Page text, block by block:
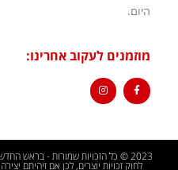
היום.
מוזמנים לעקוב אחרינו:
לחוק זכויות יוצרים, לכן אם זיהיתם